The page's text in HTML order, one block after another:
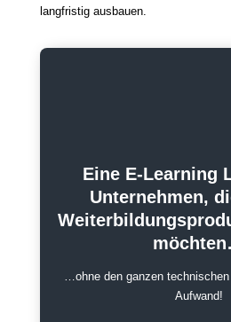
langfristig ausbauen.
Eine E-Learning
Unternehmen,
…ohne den ganzen
Aufwand!